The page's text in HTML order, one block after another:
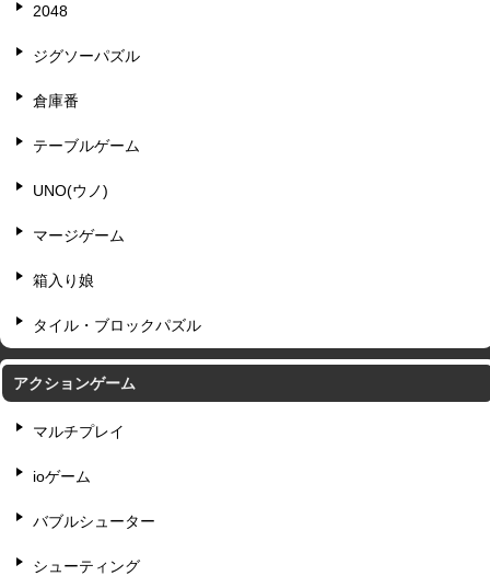
2048
ジグソーパズル
倉庫番
テーブルゲーム
UNO(ウノ)
マージゲーム
箱入り娘
タイル・ブロックパズル
アクションゲーム
マルチプレイ
ioゲーム
バブルシューター
シューティング